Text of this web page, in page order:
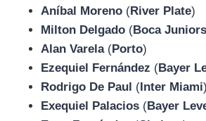
Aníbal Moreno (River Plate)
Milton Delgado (Boca Juniors
Alan Varela(Porto)
Ezequiel Fernández (Bayer
Rodrigo De Paul (Inter Miami)
Exequiel Palacios (Bayer